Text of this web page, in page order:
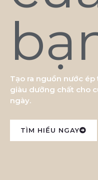
Tạo ra nguồn nước
giàu dưỡng chất cho
ngày.
TÌM HIỂU NGAY